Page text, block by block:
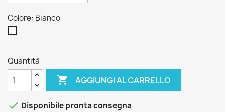
Colore: Bianco
Quantità
 AGGIUNGI AL CARRELLO
 Disponibile pronta consegna